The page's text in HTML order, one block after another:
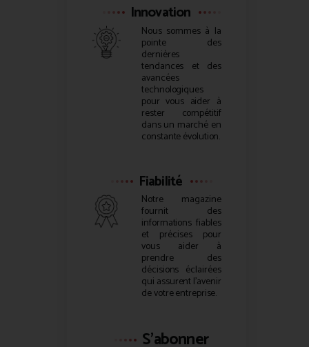
Innovation
Nous sommes à la
pointe des
dernières
tendances et des
avancées
technologiques
pour vous aider à
rester compétitif
dans un marché en
constante évolution.
Fiabilité
Notre magazine
fournit des
informations fiables
et précises pour
vous aider à
prendre des
décisions éclairées
qui assurent l’avenir
de votre entreprise.
S'abonner